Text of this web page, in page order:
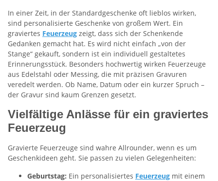
In einer Zeit, in der Standardgeschenke oft lieblos wirken,
sind personalisierte Geschenke von großem Wert. Ein
graviertes Feuerzeug zeigt, dass sich der Schenkende
Gedanken gemacht hat. Es wird nicht einfach „von der
Stange“ gekauft, sondern ist ein individuell gestaltetes
Erinnerungsstück. Besonders hochwertig wirken Feuerzeuge
aus Edelstahl oder Messing, die mit präzisen Gravuren
veredelt werden. Ob Name, Datum oder ein kurzer Spruch –
der Gravur sind kaum Grenzen gesetzt.
Vielfältige Anlässe für ein graviertes
Feuerzeug
Gravierte Feuerzeuge sind wahre Allrounder, wenn es um
Geschenkideen geht. Sie passen zu vielen Gelegenheiten:
Geburtstag: Ein personalisiertes Feuerzeug mit einem